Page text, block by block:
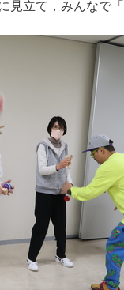
立て，みんなで